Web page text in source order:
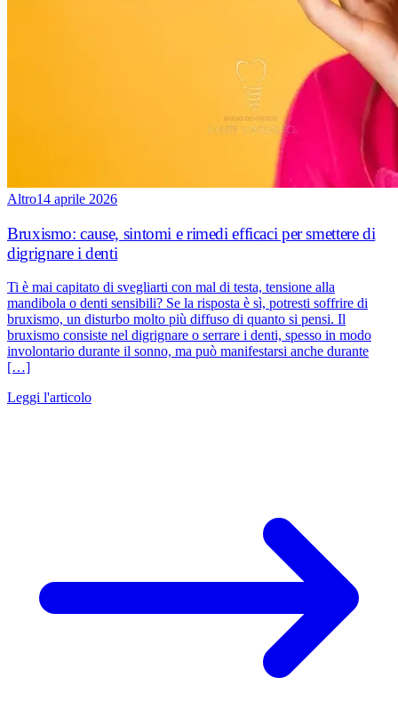
Altro14 aprile 2026
Bruxismo: cause, sintomi e rimedi efficaci per smettere di
digrignare i denti
Ti è mai capitato di svegliarti con mal di testa, tensione alla
mandibola o denti sensibili? Se la risposta è sì, potresti soffrire di
bruxismo, un disturbo molto più diffuso di quanto si pensi. Il
bruxismo consiste nel digrignare o serrare i denti, spesso in modo
involontario durante il sonno, ma può manifestarsi anche durante
[…]
Leggi l'articolo